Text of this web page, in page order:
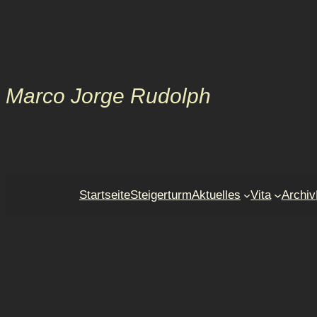
Marco Jorge Rudolph
StartseiteSteigerturmAktuelles Vita Archiv